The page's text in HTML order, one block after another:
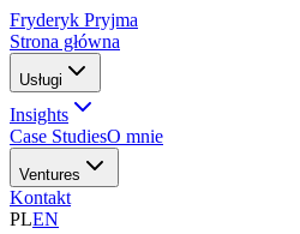
Fryderyk Pryjma
Strona główna
Usługi
Insights
Case StudiesO mnie
Ventures
Kontakt
PLEN